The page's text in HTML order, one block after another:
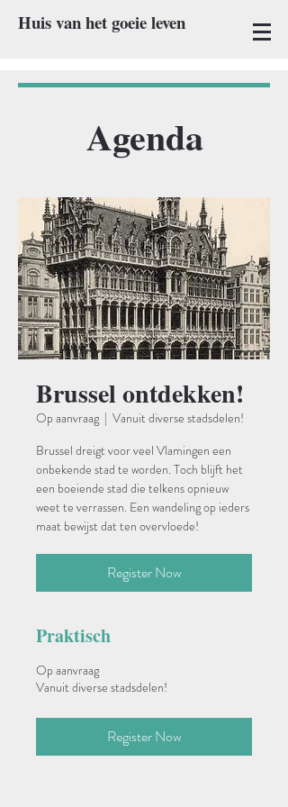
Huis van het goeie leven
Brussel ontdekken!
Op aanvraag
  |
Vanuit diverse stadsdelen!
Brussel dreigt voor veel Vlamingen een
onbekende stad te worden. Toch blijft het
een boeiende stad die telkens opnieuw
weet te verrassen. Een wandeling op ieders
maat bewijst dat ten overvloede!
Register Now
Praktisch
Op aanvraag
Vanuit diverse stadsdelen!
Register Now
Agenda